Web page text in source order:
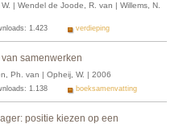
| Wendel de Joode, R. van | Willems, N.
1.423 verdieping
samenwerken
Ph. van | Opheij, W. | 2006
1.138 boeksamenvatting
positie kiezen op een